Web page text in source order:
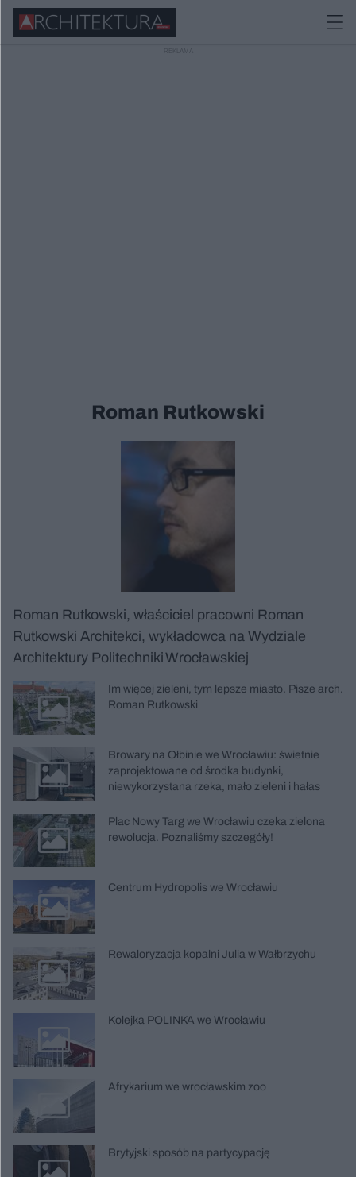
Roman Rutkowski
Roman Rutkowski, właściciel pracowni Roman
Rutkowski Architekci, wykładowca na Wydziale
Architektury Politechniki Wrocławskiej
Im więcej zieleni, tym lepsze miasto. Pisze arch.
Roman Rutkowski
Browary na Ołbinie we Wrocławiu: świetnie
zaprojektowane od środka budynki,
niewykorzystana rzeka, mało zieleni i hałas
Plac Nowy Targ we Wrocławiu czeka zielona
rewolucja. Poznaliśmy szczegóły!
Centrum Hydropolis we Wrocławiu
Rewaloryzacja kopalni Julia w Wałbrzychu
Kolejka POLINKA we Wrocławiu
Afrykarium we wrocławskim zoo
Brytyjski sposób na partycypację